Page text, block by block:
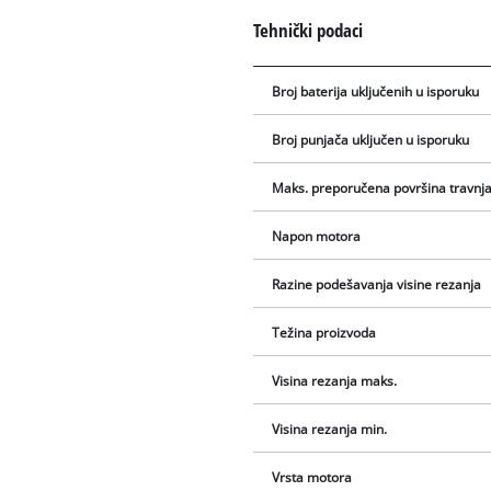
Tehnički podaci
Broj baterija uključenih u isporuku
Broj punjača uključen u isporuku
Maks. preporučena površina
Napon motora
Razine podešavanja visine rezanja
Težina proizvoda
Visina rezanja maks.
Visina rezanja min.
Vrsta motora